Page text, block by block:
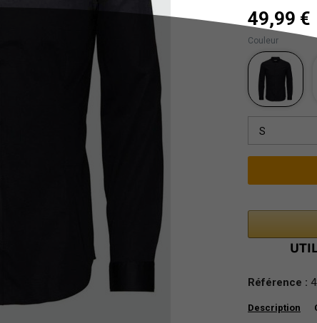
49,99 €
Couleur
S
Référence :
Description